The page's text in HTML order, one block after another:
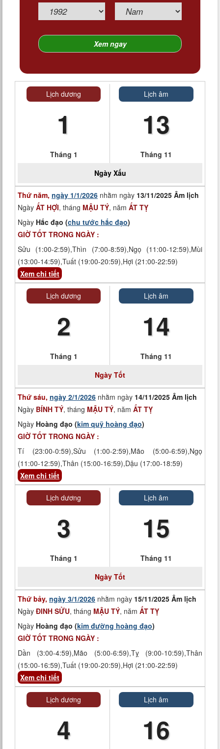
Lịch dương
1
Tháng 1
Lịch âm
13
Tháng 11
Ngày Xấu
Thứ năm, ngày 1/1/2026 nhằm ngày 13/11/2025 Âm lịch
Ngày ẤT HỢI, tháng MẬU TÝ, năm ẤT TỴ
Ngày Hắc đạo (chu tước hắc đạo)
GIỜ TỐT TRONG NGÀY :
Sửu (1:00-2:59),Thìn (7:00-8:59),Ngọ (11:00-12:59),Mùi
(13:00-14:59),Tuất (19:00-20:59),Hợi (21:00-22:59)
Xem chi tiết
Lịch dương
2
Tháng 1
Lịch âm
14
Tháng 11
Ngày Tốt
Thứ sáu, ngày 2/1/2026 nhằm ngày 14/11/2025 Âm lịch
Ngày BÍNH TÝ, tháng MẬU TÝ, năm ẤT TỴ
Ngày Hoàng đạo (kim quỹ hoàng đạo)
GIỜ TỐT TRONG NGÀY :
Tí (23:00-0:59),Sửu (1:00-2:59),Mão (5:00-6:59),Ngọ
(11:00-12:59),Thân (15:00-16:59),Dậu (17:00-18:59)
Xem chi tiết
Lịch dương
3
Tháng 1
Lịch âm
15
Tháng 11
Ngày Tốt
Thứ bảy, ngày 3/1/2026 nhằm ngày 15/11/2025 Âm lịch
Ngày ĐINH SỬU, tháng MẬU TÝ, năm ẤT TỴ
Ngày Hoàng đạo (kim đường hoàng đạo)
GIỜ TỐT TRONG NGÀY :
Dần (3:00-4:59),Mão (5:00-6:59),Tỵ (9:00-10:59),Thân
(15:00-16:59),Tuất (19:00-20:59),Hợi (21:00-22:59)
Xem chi tiết
Lịch dương
4
Lịch âm
16